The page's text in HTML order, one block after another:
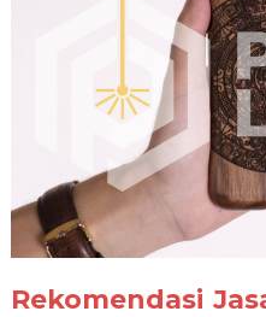
Rekomendasi